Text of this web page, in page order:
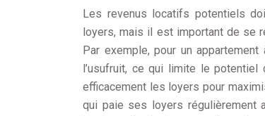
Les revenus locatifs potentiels
loyers, mais il est important de se
Par exemple, pour un
l’usufruit, ce qui limite le
efficacement les loyers pour
qui paie ses loyers régulièrement